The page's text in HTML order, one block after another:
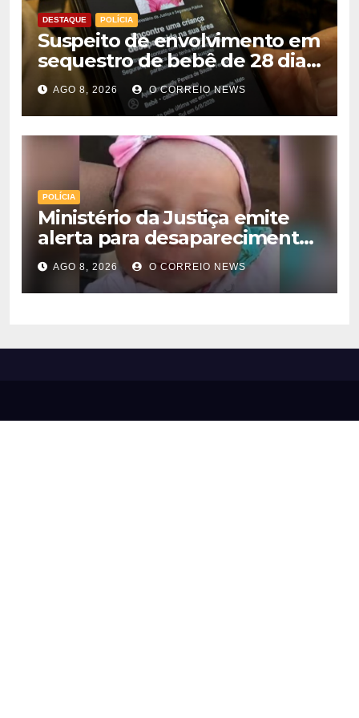
DESTAQUE POLÍCIA
Suspeito de envolvimento em
sequestro de bebê de 28 dias
é preso na Capital
AGO 8, 2026 O CORREIO NEWS
POLÍCIA
Ministério da Justiça emite
alerta para desaparecimento
de bebê de 28 dias em MS;
polícia apura suposto
sequestro
AGO 8, 2026 O CORREIO NEWS